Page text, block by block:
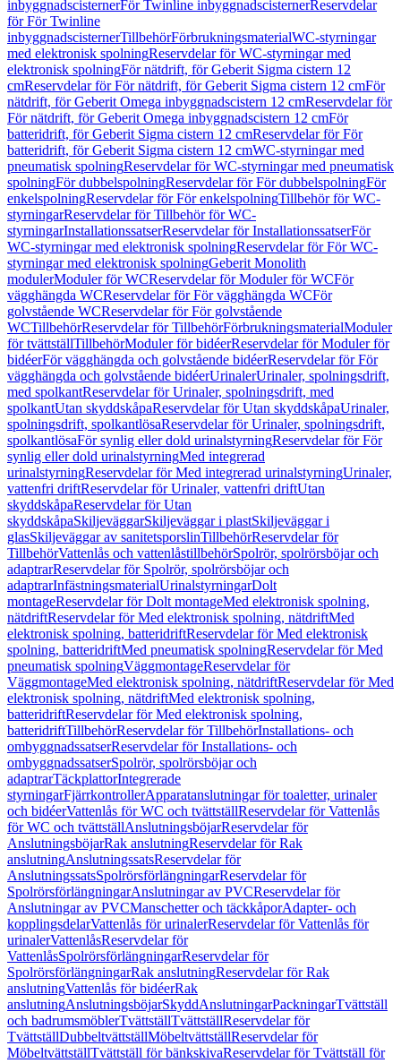
inbyggnadscisternerFör Twinline inbyggnadscisternerReservdelar
för För Twinline
inbyggnadscisternerTillbehörFörbrukningsmaterialWC-styrningar
med elektronisk spolningReservdelar för WC-styrningar med
elektronisk spolningFör nätdrift, för Geberit Sigma cistern 12
cmReservdelar för För nätdrift, för Geberit Sigma cistern 12 cmFör
nätdrift, för Geberit Omega inbyggnadscistern 12 cmReservdelar för
För nätdrift, för Geberit Omega inbyggnadscistern 12 cmFör
batteridrift, för Geberit Sigma cistern 12 cmReservdelar för För
batteridrift, för Geberit Sigma cistern 12 cmWC-styrningar med
pneumatisk spolningReservdelar för WC-styrningar med pneumatisk
spolningFör dubbelspolningReservdelar för För dubbelspolningFör
enkelspolningReservdelar för För enkelspolningTillbehör för WC-
styrningarReservdelar för Tillbehör för WC-
styrningarInstallationssatserReservdelar för InstallationssatserFör
WC-styrningar med elektronisk spolningReservdelar för För WC-
styrningar med elektronisk spolningGeberit Monolith
modulerModuler för WCReservdelar för Moduler för WCFör
vägghängda WCReservdelar för För vägghängda WCFör
golvstående WCReservdelar för För golvstående
WCTillbehörReservdelar för TillbehörFörbrukningsmaterialModuler
för tvättställTillbehörModuler för bidéerReservdelar för Moduler för
bidéerFör vägghängda och golvstående bidéerReservdelar för För
vägghängda och golvstående bidéerUrinalerUrinaler, spolningsdrift,
med spolkantReservdelar för Urinaler, spolningsdrift, med
spolkantUtan skyddskåpaReservdelar för Utan skyddskåpaUrinaler,
spolningsdrift, spolkantlösaReservdelar för Urinaler, spolningsdrift,
spolkantlösaFör synlig eller dold urinalstyrningReservdelar för För
synlig eller dold urinalstyrningMed integrerad
urinalstyrningReservdelar för Med integrerad urinalstyrningUrinaler,
vattenfri driftReservdelar för Urinaler, vattenfri driftUtan
skyddskåpaReservdelar för Utan
skyddskåpaSkiljeväggarSkiljeväggar i plastSkiljeväggar i
glasSkiljeväggar av sanitetsporslinTillbehörReservdelar för
TillbehörVattenlås och vattenlåstillbehörSpolrör, spolrörsböjar och
adaptrarReservdelar för Spolrör, spolrörsböjar och
adaptrarInfästningsmaterialUrinalstyrningarDolt
montageReservdelar för Dolt montageMed elektronisk spolning,
nätdriftReservdelar för Med elektronisk spolning, nätdriftMed
elektronisk spolning, batteridriftReservdelar för Med elektronisk
spolning, batteridriftMed pneumatisk spolningReservdelar för Med
pneumatisk spolningVäggmontageReservdelar för
VäggmontageMed elektronisk spolning, nätdriftReservdelar för Med
elektronisk spolning, nätdriftMed elektronisk spolning,
batteridriftReservdelar för Med elektronisk spolning,
batteridriftTillbehörReservdelar för TillbehörInstallations- och
ombyggnadssatserReservdelar för Installations- och
ombyggnadssatserSpolrör, spolrörsböjar och
adaptrarTäckplattorIntegrerade
styrningarFjärrkontrollerApparatanslutningar för toaletter, urinaler
och bidéerVattenlås för WC och tvättställReservdelar för Vattenlås
för WC och tvättställAnslutningsböjarReservdelar för
AnslutningsböjarRak anslutningReservdelar för Rak
anslutningAnslutningssatsReservdelar för
AnslutningssatsSpolrörsförlängningarReservdelar för
SpolrörsförlängningarAnslutningar av PVCReservdelar för
Anslutningar av PVCManschetter och täckkåporAdapter- och
kopplingsdelarVattenlås för urinalerReservdelar för Vattenlås för
urinalerVattenlåsReservdelar för
VattenlåsSpolrörsförlängningarReservdelar för
SpolrörsförlängningarRak anslutningReservdelar för Rak
anslutningVattenlås för bidéerRak
anslutningAnslutningsböjarSkyddAnslutningarPackningarTvättställ
och badrumsmöblerTvättställTvättställReservdelar för
TvättställDubbeltvättställMöbeltvättställReservdelar för
MöbeltvättställTvättställ för bänkskivaReservdelar för Tvättställ för